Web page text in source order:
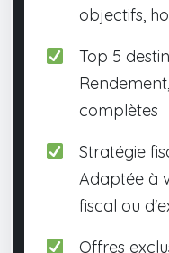
objectifs,
Top 5
complètes
Stratégie
Adaptée à
fiscal ou
Offres